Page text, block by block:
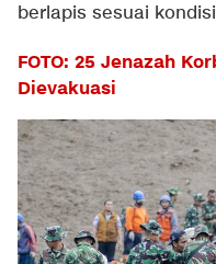
berlapis sesuai
FOTO: 25 Jenazah
Dievakuasi